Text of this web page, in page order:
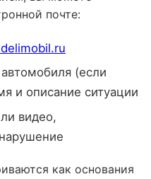
почте:
(если
и описание ситуации
видео,
как основания